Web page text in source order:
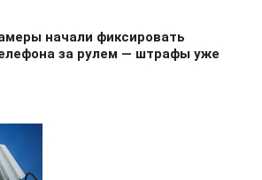
начали фиксировать
за рулем — штрафы уже